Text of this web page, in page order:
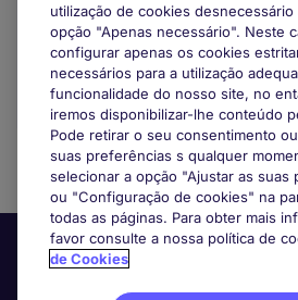
utilização de cookies
opção "Apenas necessário". Neste
configurar apenas os cookies
necessários para a utilização
funcionalidade do nosso site, no
iremos disponibilizar-lhe conteúdo
Pode retirar o seu consentimento
suas preferências s qualquer
selecionar a opção "Ajustar as suas
ou "Configuração de cookies" na
todas as páginas. Para obter mais
favor consulte a nossa política de
de Cookies